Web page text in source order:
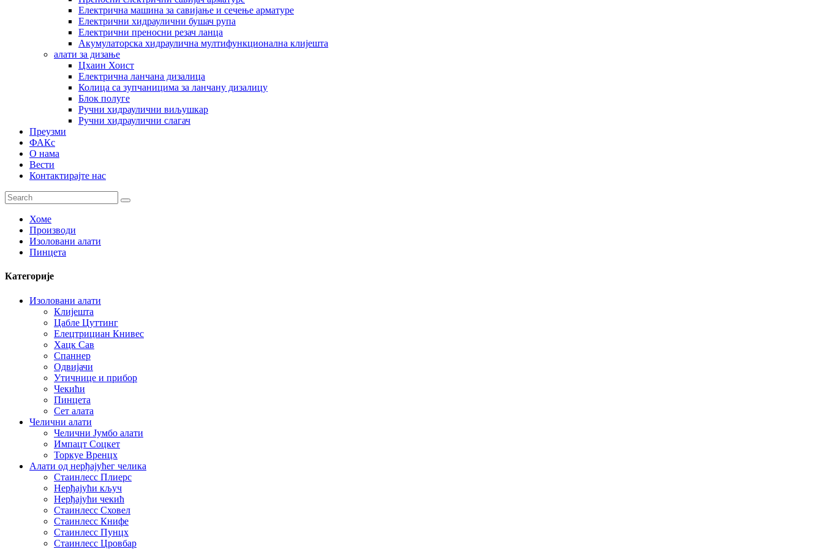
Електрична машина за савијање и сечење арматуре
Електрични хидраулични бушач рупа
Електрични преносни резач ланца
Акумулаторска хидраулична мултифункционална клијешта
алати за дизање
Цхаин Хоист
Електрична ланчана дизалица
Колица са зупчаницима за ланчану дизалицу
Блок полуге
Ручни хидраулични виљушкар
Ручни хидраулични слагач
Преузми
ФАКс
О нама
Вести
Контактирајте нас
Хоме
Производи
Изоловани алати
Пинцета
Категорије
Изоловани алати
Клијешта
Цабле Цуттинг
Елецтрициан Книвес
Хацк Сав
Спаннер
Одвијачи
Утичнице и прибор
Чекићи
Пинцета
Сет алата
Челични алати
Челични Јумбо алати
Импацт Соцкет
Торкуе Вренцх
Алати од нерђајућег челика
Стаинлесс Плиерс
Нерђајући кључ
Нерђајући чекић
Стаинлесс Сховел
Стаинлесс Книфе
Стаинлесс Пунцх
Стаинлесс Цровбар